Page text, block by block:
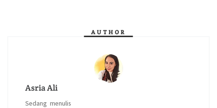
AUTHOR
Asria Ali
Sedang menulis